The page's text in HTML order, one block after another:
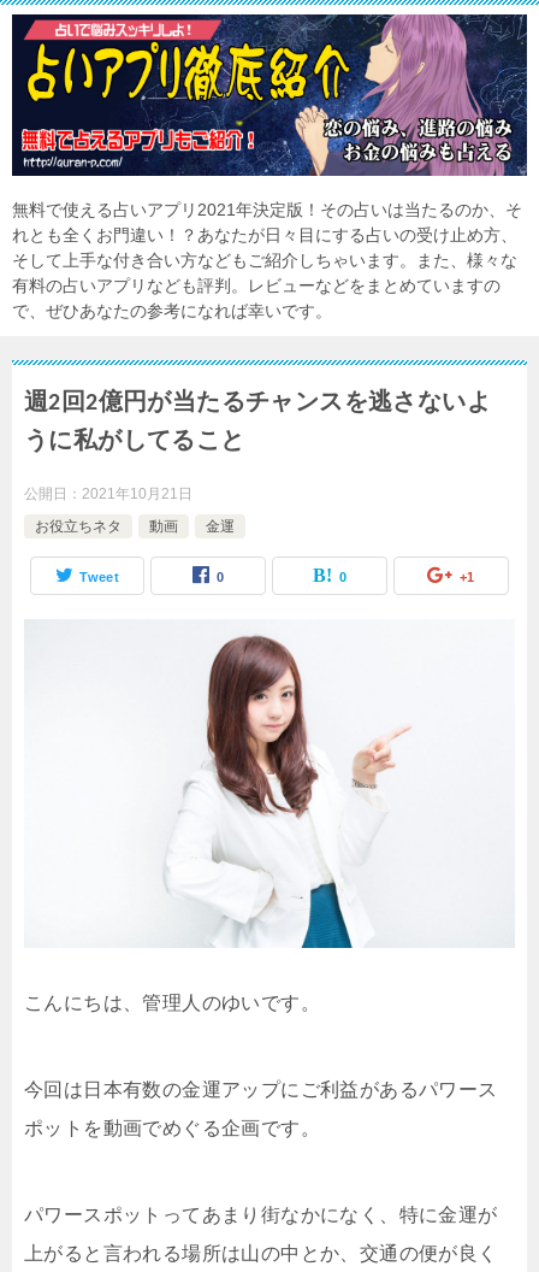
無料で使える占いアプリ2021年決定版！その占いは当たるのか、そ
れとも全くお門違い！？あなたが日々目にする占いの受け止め方、
そして上手な付き合い方などもご紹介しちゃいます。また、様々な
有料の占いアプリなども評判。レビューなどをまとめていますの
で、ぜひあなたの参考になれば幸いです。
週2回2億円が当たるチャンスを逃さないよ
うに私がしてること
公開日： 2021年10月21日
お役立ちネタ
動画 金運
Tweet 0 0 +1
こんにちは、管理人のゆいです。
今回は日本有数の金運アップにご利益があるパワース
ポットを動画でめぐる企画です。
パワースポットってあまり街なかになく、特に金運が
上がると言われる場所は山の中とか、交通の便が良く